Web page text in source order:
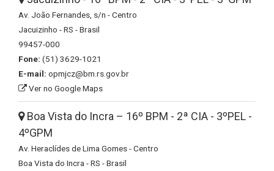
Av. João Fernandes, s/n - Centro
Jacuizinho - RS - Brasil
99457-000
Fone: (51) 3629-1021
E-mail: opmjcz@bm.rs.gov.br
Ver no Google Maps
Boa Vista do Incra – 16º BPM - 2ª CIA - 3ºPEL -
4ºGPM
Av. Heraclídes de Lima Gomes - Centro
Boa Vista do Incra - RS - Brasil